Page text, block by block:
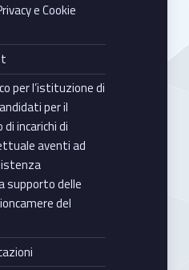
e Cookie
per l’istituzione di
per il
incarichi di
aventi ad
supporto delle
del